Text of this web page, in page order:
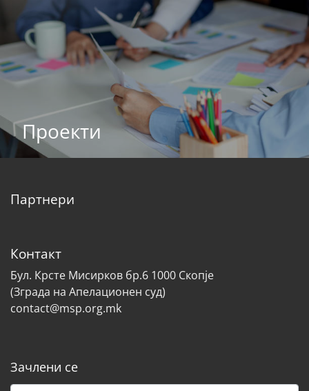
Проекти
Партнери
Контакт
Бул. Крсте Мисирков бр.6 1000 Скопје
(Зграда на Апелационен суд)
contact@msp.org.mk
Зачлени се